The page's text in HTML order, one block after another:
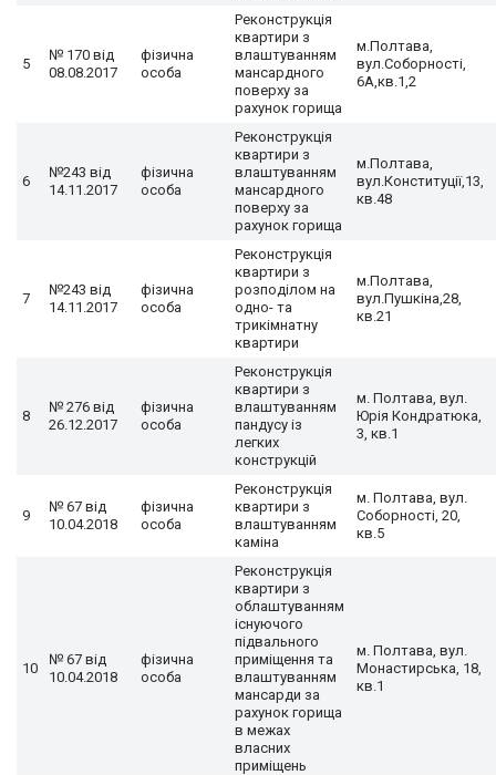
5
№ 170 від
08.08.2017
фізична
особа
Реконструкція
квартири з
влаштуванням
мансардного
поверху за
рахунок горища
м.Полтава,
вул.Соборності,
6А,кв.1,2
6
№243 від
14.11.2017
фізична
особа
Реконструкція
квартири з
влаштуванням
мансардного
поверху за
рахунок горища
м.Полтава,
вул.Конституції,13,
кв.48
7
№243 від
14.11.2017
фізична
особа
Реконструкція
квартири з
розподілом на
одно- та
трикімнатну
квартири
м.Полтава,
вул.Пушкіна,28,
кв.21
8
№ 276 від
26.12.2017
фізична
особа
Реконструкція
квартири з
влаштуванням
пандусу із
легких
конструкцій
м. Полтава, вул.
Юрія Кондратюка,
3, кв.1
9
№ 67 від
10.04.2018
фізична
особа
Реконструкція
квартири з
влаштуванням
каміна
м. Полтава, вул.
Соборності, 20,
кв.5
10
№ 67 від
10.04.2018
фізична
особа
Реконструкція
квартири з
облаштуванням
існуючого
підвального
приміщення та
влаштуванням
мансарди за
рахунок горища
в межах
власних
приміщень
м. Полтава, вул.
Монастирська, 18,
кв.1